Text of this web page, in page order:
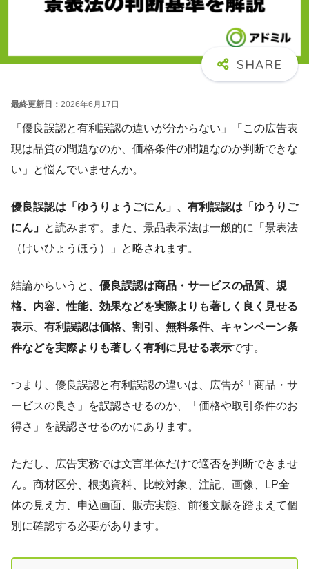
最終更新日： 2026年6月17日
「優良誤認と有利誤認の違いが分からない」「この広告表
現は品質の問題なのか、価格条件の問題なのか判断できな
い」と悩んでいませんか。
優良誤認は「ゆうりょうごにん」、有利誤認は「ゆうりご
にん」 と読みます。また、景品表示法は一般的に「景表法
（けいひょうほう）」と略されます。
結論からいうと、 優良誤認は商品・サービスの品質、規
格、内容、性能、効果などを実際よりも著しく良く見せる
表示
有利誤認は価格、割引、無料条件、キャンペーン条
件などを実際よりも著しく有利に見せる表示です。
つまり、優良誤認と有利誤認の違いは、広告が「商品・サ
ービスの良さ」を誤認させるのか、「価格や取引条件のお
得さ」を誤認させるのかにあります。
ただし、広告実務では文言単体だけで適否を判断できませ
ん。商材区分、根拠資料、比較対象、注記、画像、LP全
体の見え方、申込画面、販売実態、前後文脈を踏まえて個
別に確認する必要があります。